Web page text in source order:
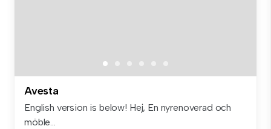
Avesta
English version is below! Hej, En nyrenoverad och
möble...